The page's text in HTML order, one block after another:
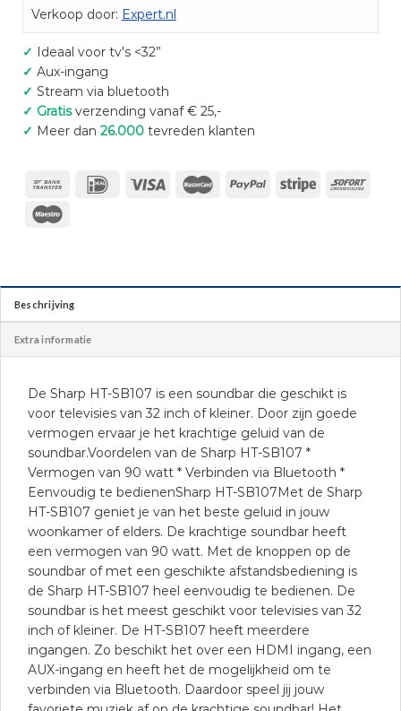
Verkoop door: Expert.nl
✓ Ideaal voor tv's <32”
✓ Aux-ingang
✓ Stream via bluetooth
✓ Gratisverzending vanaf € 25,-
✓ Meer dan 26.000tevreden klanten
Beschrijving
Extra informatie
De Sharp HT-SB107 is een soundbar die geschikt is
voor televisies van 32 inch of kleiner. Door zijn goede
vermogen ervaar je het krachtige geluid van de
soundbar.Voordelen van de Sharp HT-SB107 *
Vermogen van 90 watt * Verbinden via Bluetooth *
Eenvoudig te bedienenSharp HT-SB107Met de Sharp
HT-SB107 geniet je van het beste geluid in jouw
woonkamer of elders. De krachtige soundbar heeft
een vermogen van 90 watt. Met de knoppen op de
soundbar of met een geschikte afstandsbediening is
de Sharp HT-SB107 heel eenvoudig te bedienen. De
soundbar is het meest geschikt voor televisies van 32
inch of kleiner. De HT-SB107 heeft meerdere
ingangen. Zo beschikt het over een HDMI ingang, een
AUX-ingang en heeft het de mogelijkheid om te
verbinden via Bluetooth. Daardoor speel jij jouw